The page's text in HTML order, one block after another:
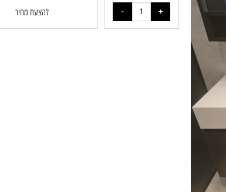
להצעת מחיר